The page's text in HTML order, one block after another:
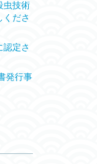
虫技術
くださ
認定さ
発行事